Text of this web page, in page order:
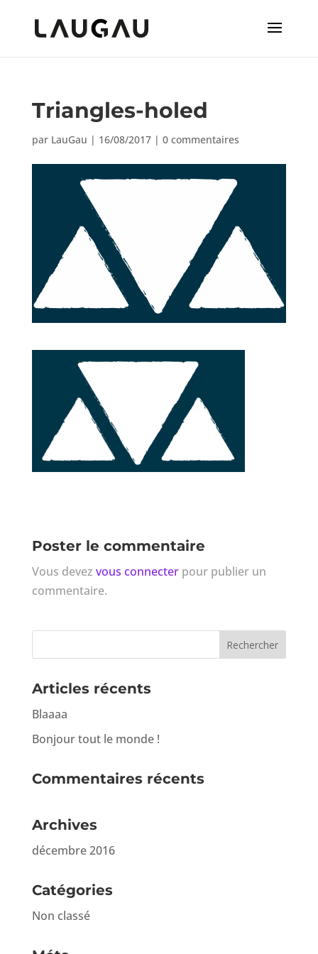
Triangles-holed
par LauGau | 16/08/2017| 0 commentaires
Poster le commentaire
Vous devez vous connecterpour publier un
commentaire.
Articles récents
Blaaaa
Bonjour tout le monde !
Commentaires récents
Archives
décembre 2016
Catégories
Non classé